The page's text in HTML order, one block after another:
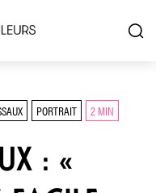
PORTRAIT 2 MIN
: «